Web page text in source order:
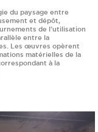
du paysage entre
et dépôt,
de l’utilisation
entre la
Les œuvres opèrent
matérielles de la
à la